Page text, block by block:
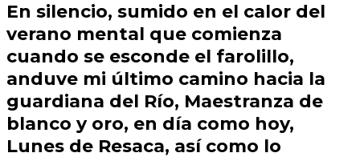
En silencio, sumido en el calor del
verano mental que comienza
cuando se esconde el farolillo,
anduve mi último camino hacia la
guardiana del Río, Maestranza de
blanco y oro, en día como hoy,
Lunes de Resaca, así como lo